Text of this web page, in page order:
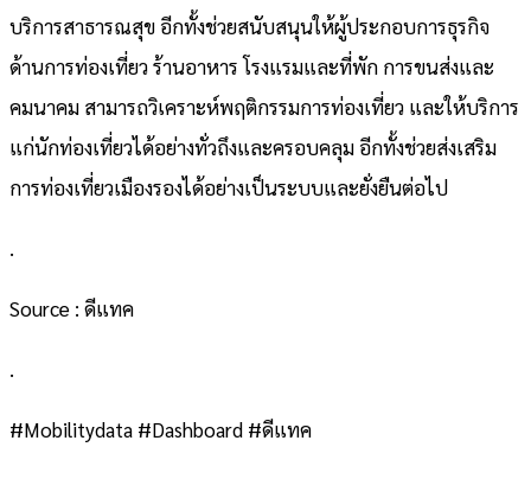
บริการสาธารณสุข อีกทั้งช่วยสนับสนุนให้ผู้ประกอบการธุรกิจ
ด้านการท่องเที่ยว ร้านอาหาร โรงแรมและที่พัก การขนส่งและ
คมนาคม สามารถวิเคราะห์พฤติกรรมการท่องเที่ยว และให้บริการ
แก่นักท่องเที่ยวได้อย่างทั่วถึงและครอบคลุม อีกทั้งช่วยส่งเสริม
การท่องเที่ยวเมืองรองได้อย่างเป็นระบบและยั่งยืนต่อไป
.
Source : ดีแทค
.
#Mobilitydata #Dashboard #ดีแทค